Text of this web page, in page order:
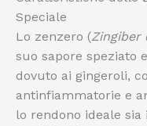
Speciale
Lo zenzero (Zingiber
suo sapore speziato
dovuto ai gingeroli,
antinfiammatorie e
lo rendono ideale